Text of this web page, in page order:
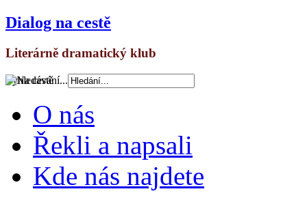
Dialog na cestě
Literárně dramatický klub
Vyhledávání...
O nás
Řekli a napsali
Kde nás najdete